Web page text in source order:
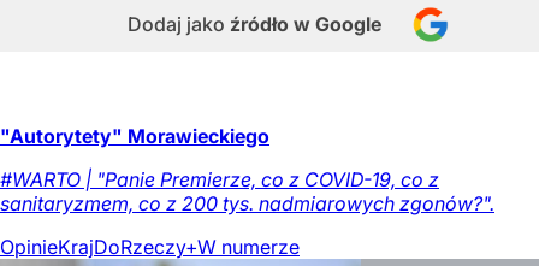
Dodaj jako źródło w Google
"Autorytety" Morawieckiego
#WARTO | "Panie Premierze, co z COVID-19, co z
sanitaryzmem, co z 200 tys. nadmiarowych zgonów?".
OpinieKrajDoRzeczy+W numerze